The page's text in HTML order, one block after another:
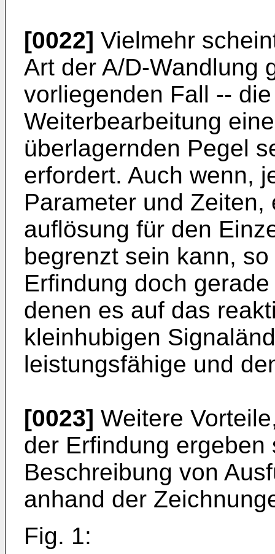
[0022] Vielmehr
Art der A/D-Wandlung
vorliegenden Fall --
Weiterbearbeitung
überlagernden Pegel
erfordert. Auch wenn,
Parameter und
auflösung für den
begrenzt sein kann,
Erfindung doch
denen es auf das
kleinhubigen
leistungsfähige und
[0023] Weitere
der Erfindung
Beschreibung von
anhand der
Fig. 1: